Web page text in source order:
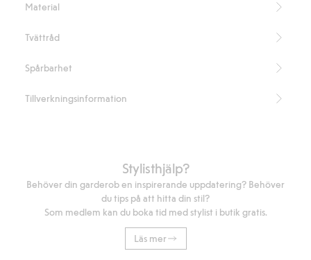
Innehåller 95% ekologisk bomull.
Organic cotton- GOTS
Material
Tvättråd
Spårbarhet
Tillverkningsinformation
Stylisthjälp?
Behöver din garderob en inspirerande uppdatering? Behöver
du tips på att hitta din stil?
Som medlem kan du boka tid med stylist i butik gratis.
Läs mer